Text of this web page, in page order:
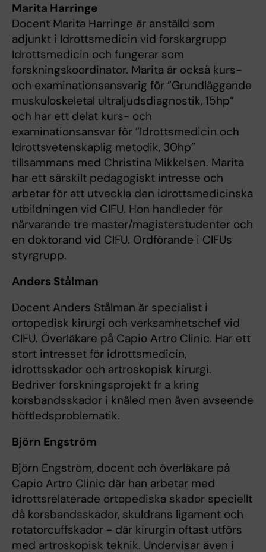
Marita Harringe
Docent Marita Harringe är anställd som
adjunkt i Idrottsmedicin vid forskargrupp
Idrottsmedicin och fungerar som
forskningskoordinator. Marita är också kurs-
och examinationsansvarig för ”Grundläggande
muskuloskeletal ultraljudsdiagnostik, 15hp”
och har ett delat kurs- och
examinationsansvar för ”Idrottsmedicin och
Idrottsvetenskaplig metodik, 30hp”
tillsammans med Christina Mikkelsen. Marita
har ett särskilt pedagogiskt intresse och
arbetar för att utveckla den idrottsmedicinska
utbildningen vid CIFU. Hon handleder för
närvarande tre master/magisterstudenter och
en doktorand vid CIFU. Ordförande i CIFUs
styrgrupp.
Anders Stålman
Docent Anders Stålman är specialist i
ortopedisk kirurgi och verksamhetschef vid
CIFU. Överläkare på Capio Artro Clinic. Har ett
stort intresset för idrottsmedicin,
idrottsskador och artroskopisk kirurgi.
Bedriver forskningsprojekt fr a kring
korsbandsskador i knäled men även avseende
höftledsproblematik.
Björn Engström
Björn Engström, docent och överläkare på
Capio Artro Clinic där han arbetar med
idrottsrelaterade ortopediska skador speciellt
då korsbandsskador, skuldrans ligament och
rotatorcuffskador - där kirurgin oftast utförs
med artroskopisk teknik. Undervisar även i